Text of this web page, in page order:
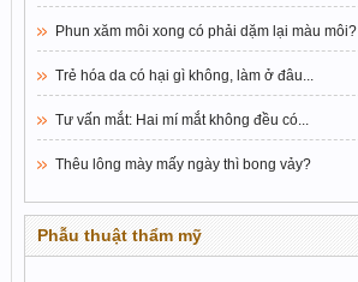
Phun xăm môi xong có phải dặm lại màu môi?
Trẻ hóa da có hại gì không, làm ở đâu...
Tư vấn mắt: Hai mí mắt không đều có...
Thêu lông mày mấy ngày thì bong vảy?
Phẫu thuật thẩm mỹ